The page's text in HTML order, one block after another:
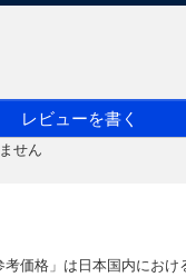
レビューを書く
せん
価格」は日本国内におけ